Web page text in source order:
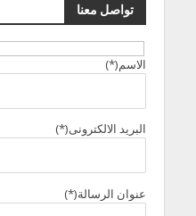
تواصل معنا
الاسم(*)
البريد الالكترونى(*)
عنوان الرسالة(*)